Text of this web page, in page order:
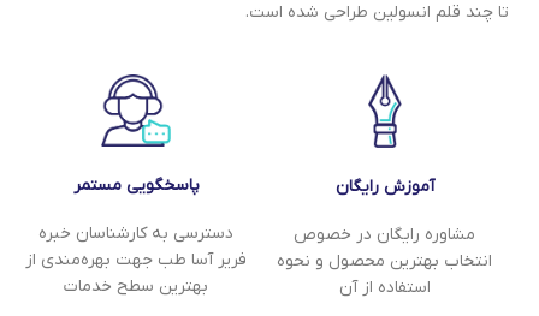
تا چند قلم انسولین طراحی شده است.
آموزش رایگان
مشاوره رایگان در خصوص
انتخاب بهترین محصول و نحوه
استفاده از آن
پاسخگویی مستمر
دسترسی به کارشناسان خبره
فریر آسا طب جهت بهره‌مندی از
بهترین سطح خدمات